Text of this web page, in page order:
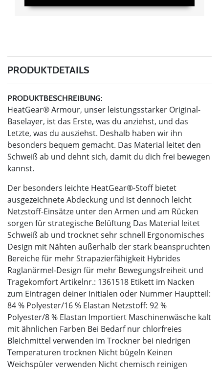
PRODUKTDETAILS
PRODUKTBESCHREIBUNG:
HeatGear® Armour, unser leistungsstarker Original-
Baselayer, ist das Erste, was du anziehst, und das
Letzte, was du ausziehst. Deshalb haben wir ihn
besonders bequem gemacht. Das Material leitet den
Schweiß ab und dehnt sich, damit du dich frei bewegen
kannst.
Der besonders leichte HeatGear®-Stoff bietet
ausgezeichnete Abdeckung und ist dennoch leicht
Netzstoff-Einsätze unter den Armen und am Rücken
sorgen für strategische Belüftung Das Material leitet
Schweiß ab und trocknet sehr schnell Ergonomisches
Design mit Nähten außerhalb der stark beanspruchten
Bereiche für mehr Strapazierfähigkeit Hybrides
Raglanärmel-Design für mehr Bewegungsfreiheit und
Tragekomfort Artikelnr.: 1361518 Etikett im Nacken
zum Eintragen deiner Initialen oder Nummer Hauptteil:
84 % Polyester/16 % Elastan Netzstoff: 92 %
Polyester/8 % Elastan Importiert Maschinenwäsche kalt
mit ähnlichen Farben Bei Bedarf nur chlorfreies
Bleichmittel verwenden Im Trockner bei niedrigen
Temperaturen trocknen Nicht bügeln Keinen
Weichspüler verwenden Nicht chemisch reinigen